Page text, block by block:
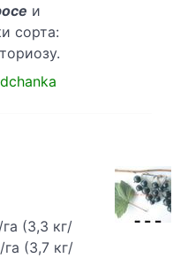
и
сорта:
(3,3 кг/
(3,7 кг/